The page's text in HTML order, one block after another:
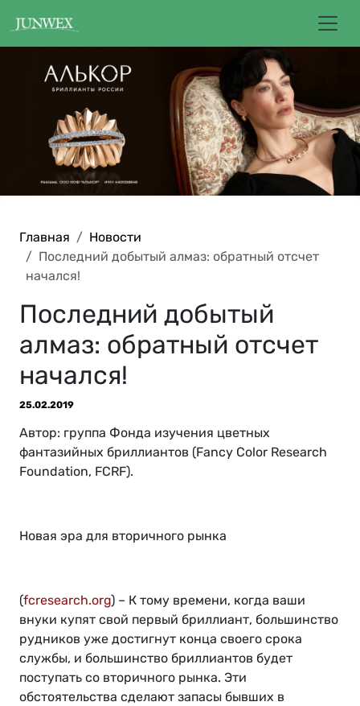
Главная
Новости
Последний добытый алмаз: обратный отсчет
начался!
Последний добытый
алмаз: обратный отсчет
начался!
25.02.2019
Автор: группа Фонда изучения цветных
фантазийных бриллиантов (Fancy Color Research
Foundation, FCRF).
Новая эра для вторичного рынка
(fcresearch.org) – К тому времени, когда ваши
внуки купят свой первый бриллиант, большинство
рудников уже достигнут конца своего срока
службы, и большинство бриллиантов будет
поступать со вторичного рынка. Эти
обстоятельства сделают запасы бывших в